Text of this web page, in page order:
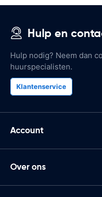
Hulp en
Hulp nodig? Neem dan
huurspecialisten.
Klantenservice
Account
Over ons